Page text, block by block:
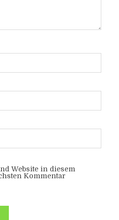
Website in diesem
Kommentar